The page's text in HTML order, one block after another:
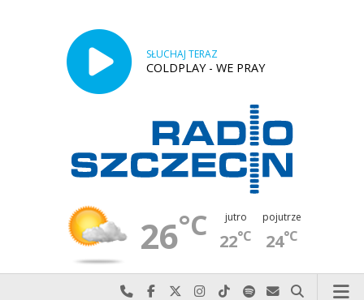
SŁUCHAJ TERAZ
COLDPLAY - WE PRAY
26°C jutro
22°C
pojutrze
24°C
Najlepiej po prostu do nas zadzwoń
Odwiedź nas na Facebook-u
Odwiedź nas na X
Odwiedź nas na Instagram-ie
Odwiedź nas na TikTok-u
Szukaj nas na Spotify
Wyślij do nas
Szukaj